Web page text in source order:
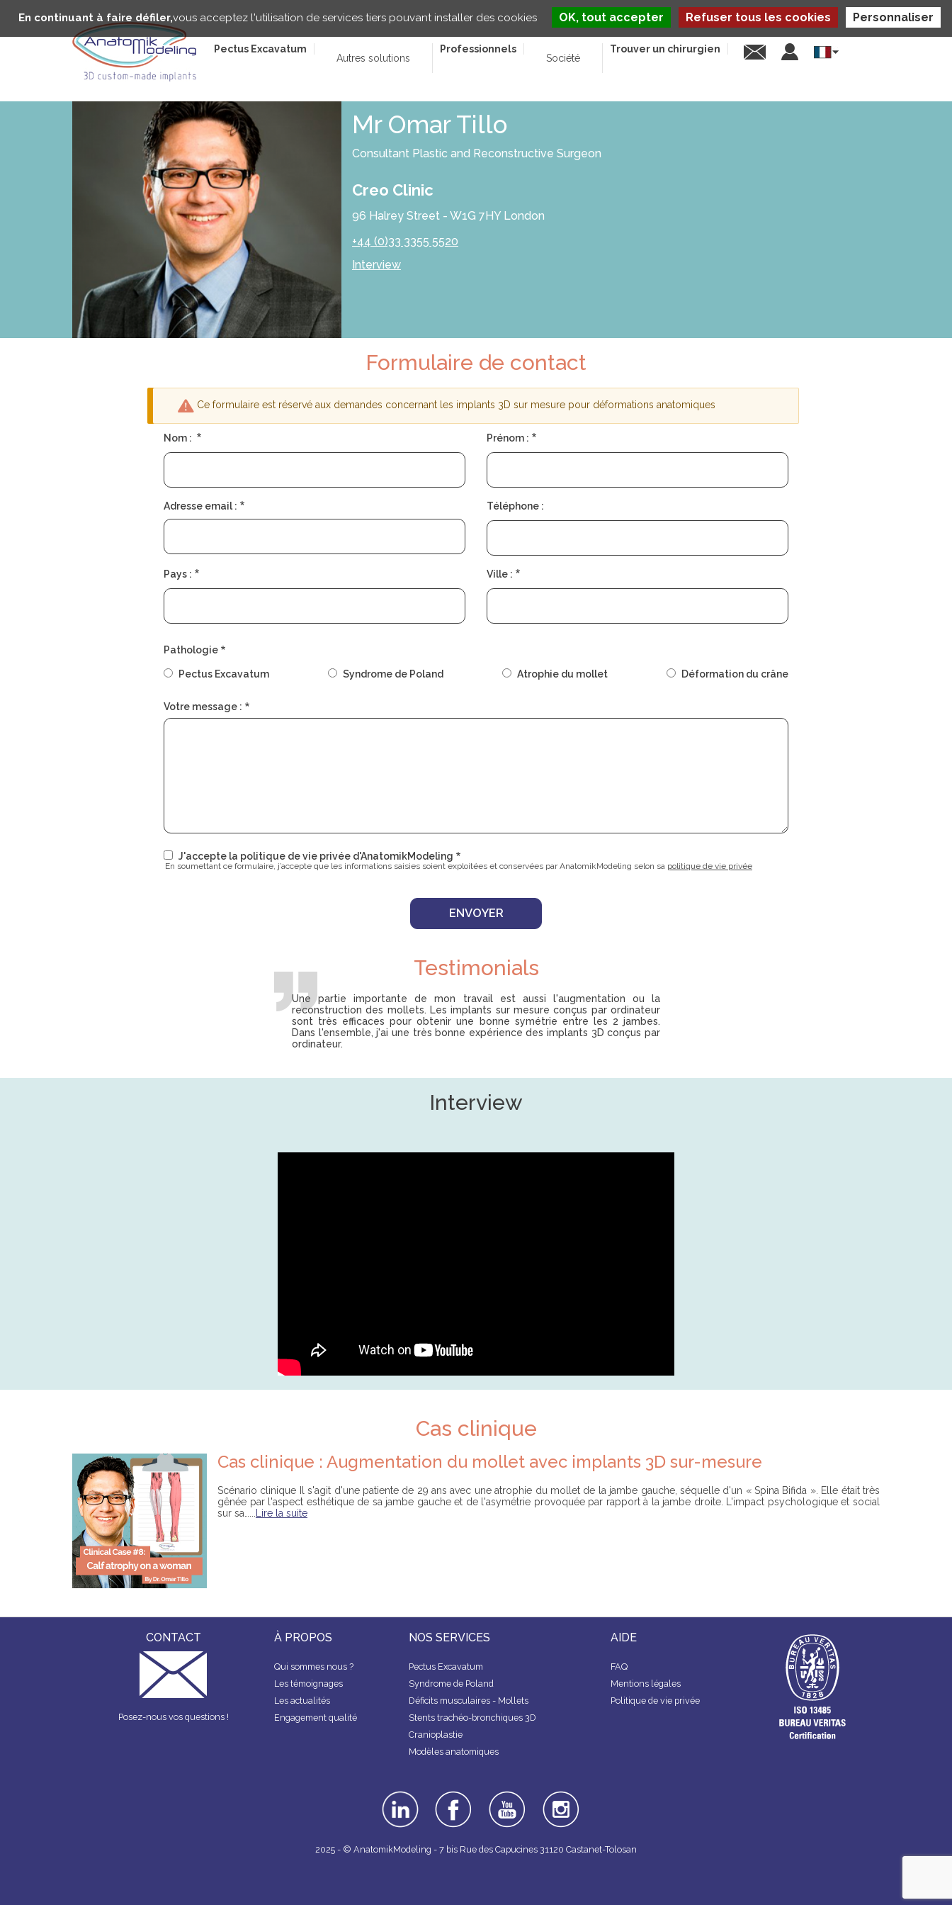
principal
Pectus Excavatum
Autres solutions
Professionnels
Société
Trouver un chirurgien
Select
your
Mr Omar Tillo
Consultant Plastic and Reconstructive Surgeon
Creo Clinic
96 Halrey Street - W1G 7HY London
+44 (0)33 3355 5520
Interview
Formulaire de contact
Message
d'avertissement
Ce formulaire est réservé aux demandes concernant les implants 3D sur mesure pour déformations anatomiques
Nom : Prénom :
Adresse email : Téléphone :
Pays : Ville :
Pathologie
Pectus Excavatum Syndrome de Poland Atrophie du mollet Déformation du crâne
Votre message :
J'accepte la politique de vie privée d'AnatomikModeling
En soumettant ce formulaire, j’accepte que les informations saisies soient exploitées et conservées par AnatomikModeling selon sa politique de vie privée
Testimonials
Une partie importante de mon travail est aussi l'augmentation ou la
reconstruction des mollets. Les implants sur mesure conçus par ordinateur
sont très efficaces pour obtenir une bonne symétrie entre les 2 jambes.
Dans l'ensemble, j'ai une très bonne expérience des implants 3D conçus par
ordinateur.
Interview
Cas clinique
Cas clinique : Augmentation du mollet avec implants 3D sur-mesure
Scénario clinique Il s'agit d'une patiente de 29 ans avec une atrophie du mollet de la jambe gauche, séquelle d'un « Spina Bifida ». Elle était très
gênée par l'aspect esthétique de sa jambe gauche et de l'asymétrie provoquée par rapport à la jambe droite. L'impact psychologique et social
sur sa…...Lire la suite
CONTACT
Posez-nous vos questions !
À PROPOS
Qui sommes nous ?
Les témoignages
Les actualités
Engagement qualité
NOS SERVICES
Pectus Excavatum
Syndrome de Poland
Déficits musculaires - Mollets
Stents trachéo-bronchiques 3D
Cranioplastie
Modèles anatomiques
AIDE
FAQ
Mentions légales
Politique de vie privée
linkedin facebook youtube
instagra
m
2025 - © AnatomikModeling - 7 bis Rue des Capucines 31120 Castanet-Tolosan
En continuant à faire défiler,vous acceptez l'utilisation de services tiers pouvant installer des cookies OK, tout accepter Refuser tous les cookies Personnaliser